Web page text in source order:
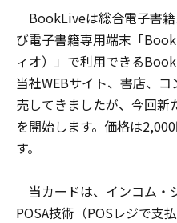
BookLiveは総合電子書
び電子書籍専用端末「
ィオ）」で利用できる
当社WEBサイト、書店、
売してきましたが、今回
を開始します。価格は
す。
当カードは、インコム・
POSA技術（POSレジで支